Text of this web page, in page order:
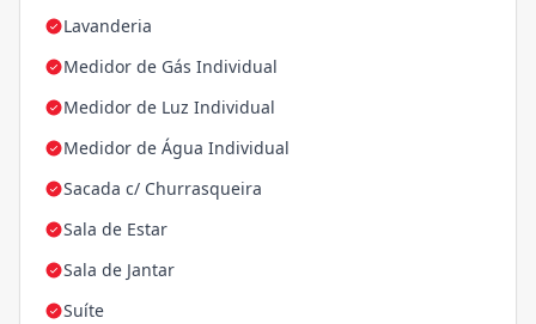
Lavanderia
Medidor de Gás Individual
Medidor de Luz Individual
Medidor de Água Individual
Sacada c/ Churrasqueira
Sala de Estar
Sala de Jantar
Suíte